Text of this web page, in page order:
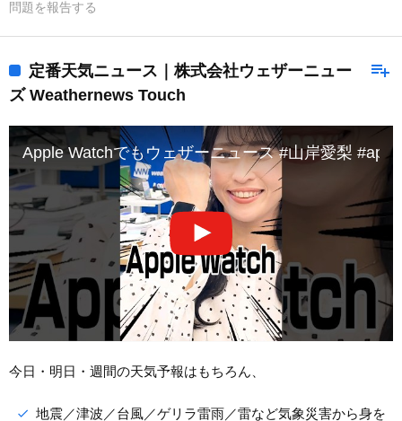
問題を報告する
playlist_add
定番天気ニュース｜株式会社ウェザーニュー
ズ Weathernews Touch
Apple Watchでもウェザーニュース #山岸愛梨
今日・明日・週間の天気予報はもちろん、
地震／津波／台風／ゲリラ雷雨／雷など気象災害から身を